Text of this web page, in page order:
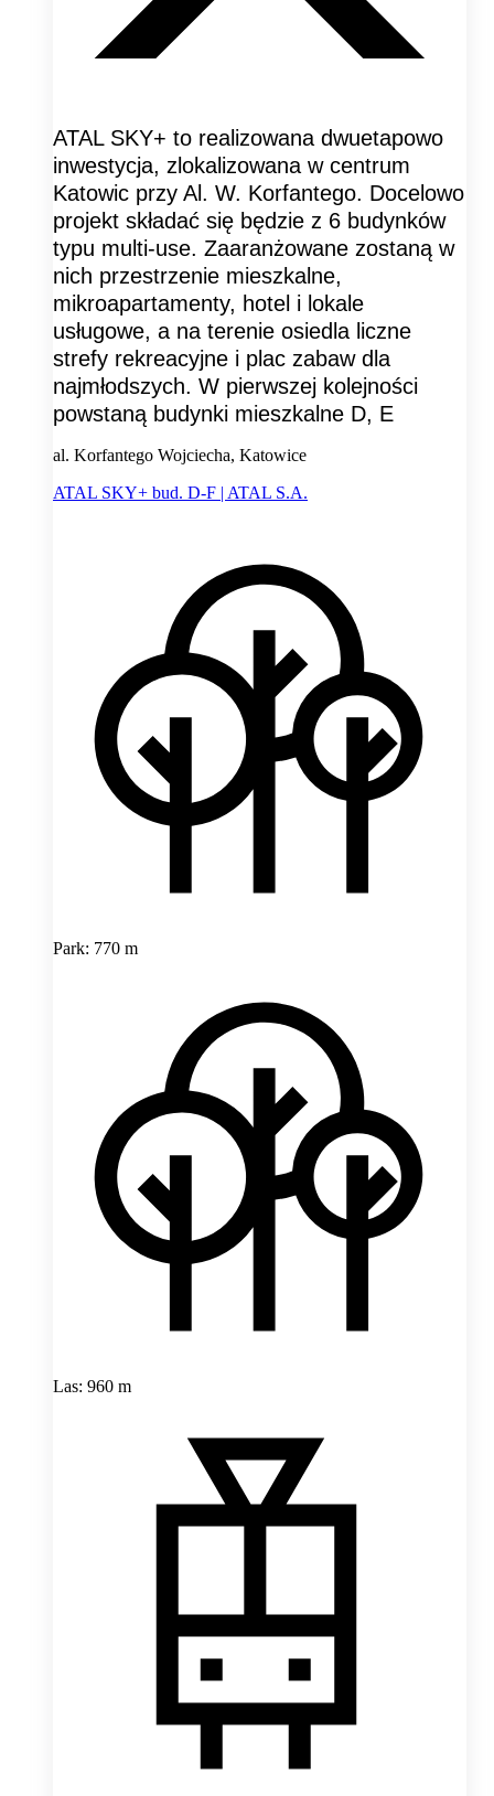
ATAL SKY+ to realizowana dwuetapowo
inwestycja, zlokalizowana w centrum
Katowic przy Al. W. Korfantego. Docelowo
projekt składać się będzie z 6 budynków
typu multi-use. Zaaranżowane zostaną w
nich przestrzenie mieszkalne,
mikroapartamenty, hotel i lokale
usługowe, a na terenie osiedla liczne
strefy rekreacyjne i plac zabaw dla
najmłodszych. W pierwszej kolejności
powstaną budynki mieszkalne D, E
al. Korfantego Wojciecha, Katowice
ATAL SKY+ bud. D-F | ATAL S.A.
Park: 770 m
Las: 960 m